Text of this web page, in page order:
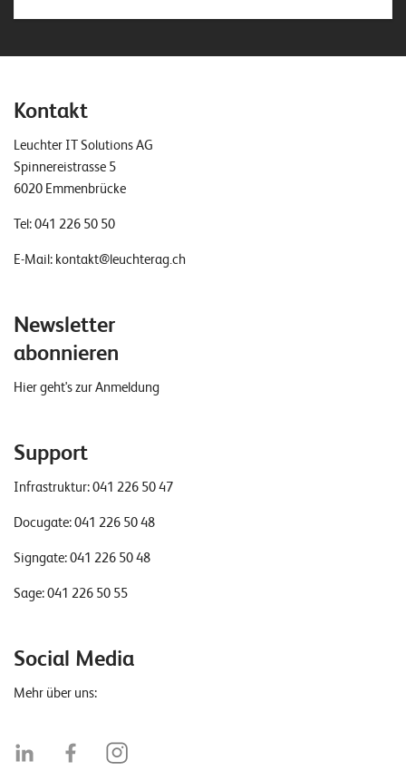
Kontakt
Leuchter IT Solutions AG
Spinnereistrasse 5
6020 Emmenbrücke
Tel:041 226 50 50
E-Mail: kontakt@leuchterag.ch
Newsletter
abonnieren
Hier geht's zur Anmeldung
Support
Infrastruktur:041 226 50 47
Docugate:041 226 50 48
Signgate:041 226 50 48
Sage:041 226 50 55
Social Media
Mehr über uns: